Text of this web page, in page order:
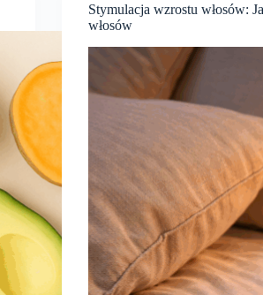
Stymulacja wzrostu włosów:
włosów